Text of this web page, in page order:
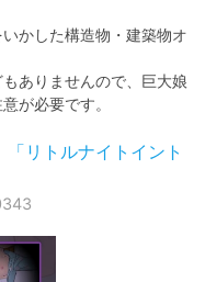
かした構造物・建築物オ
ありませんので、巨大娘
が必要です。
リトルナイトイント